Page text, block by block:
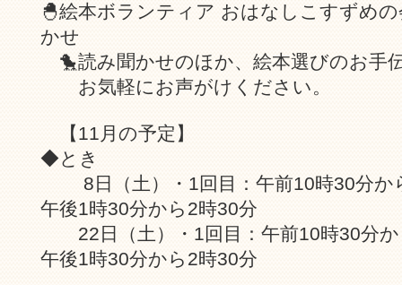
🐣絵本ボランティア おはなしこすずめ
かせ
🐤読み聞かせのほか、絵本選びのお手
お気軽にお声がけください。
【11月の予定】
◆とき
8日（土）・1回目：午前10時30分か
午後1時30分から2時30分
22日（土）・1回目：午前10時30分か
午後1時30分から2時30分